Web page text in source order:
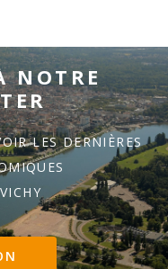
NOTRE
LES DERNIÈRES